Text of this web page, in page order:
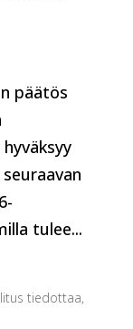
päätös
tulee...
tiedottaa,